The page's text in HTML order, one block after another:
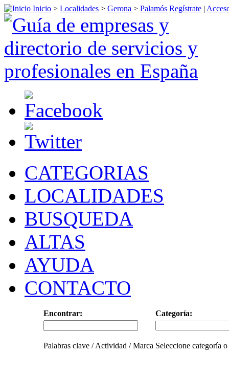
Inicio > Localidades > Gerona > Palamós Regístrate |
CATEGORIAS
LOCALIDADES
BUSQUEDA
ALTAS
AYUDA
CONTACTO
Encontrar: Categoría:
Palabras clave / Actividad / Marca Seleccione categoría